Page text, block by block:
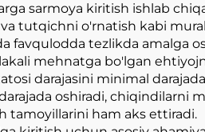
sarmoya kiritish ishlab
tutqichni o'rnatish kabi
favqulodda tezlikda amalga
mehnatga bo'lgan
darajasini minimal
oshiradi, chiqindilarni
tamoyillarini ham aks ettiradi.